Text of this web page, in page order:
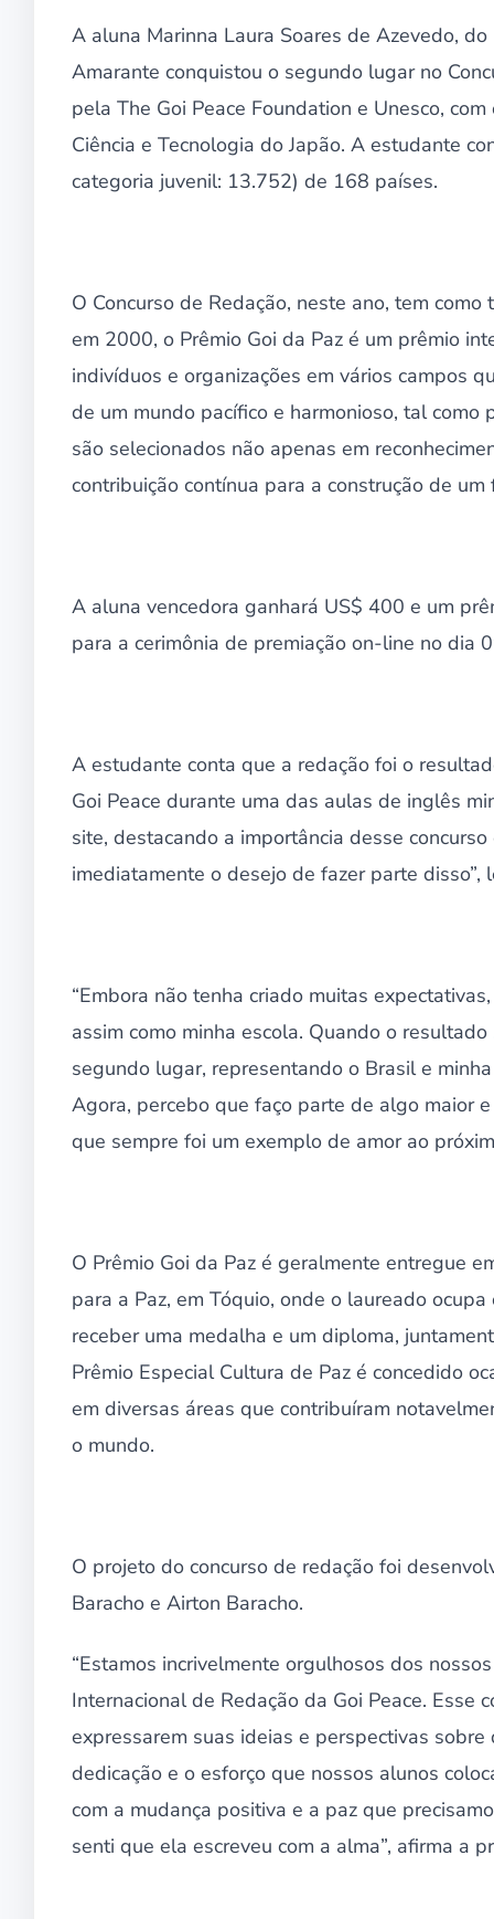
A aluna Marinna Laura Soares de Azevedo,
Amarante conquistou o segundo lugar no
pela The Goi Peace Foundation e Unesco,
Ciência e Tecnologia do Japão. A estudante
categoria juvenil: 13.752) de 168 países.
O Concurso de Redação, neste ano, tem
em 2000, o Prêmio Goi da Paz é um prêmio
indivíduos e organizações em vários campos
de um mundo pacífico e harmonioso, tal como
são selecionados não apenas em
contribuição contínua para a construção de
A aluna vencedora ganhará US$ 400 e um
para a cerimônia de premiação on-line no dia
A estudante conta que a redação foi o
Goi Peace durante uma das aulas de inglês
site, destacando a importância desse
imediatamente o desejo de fazer parte disso”,
“Embora não tenha criado muitas
assim como minha escola. Quando o
segundo lugar, representando o Brasil e
Agora, percebo que faço parte de algo maior
que sempre foi um exemplo de amor ao
O Prêmio Goi da Paz é geralmente entregue
para a Paz, em Tóquio, onde o laureado
receber uma medalha e um diploma,
Prêmio Especial Cultura de Paz é concedido
em diversas áreas que contribuíram
o mundo.
O projeto do concurso de redação foi
Baracho e Airton Baracho.
“Estamos incrivelmente orgulhosos dos
Internacional de Redação da Goi Peace.
expressarem suas ideias e perspectivas
dedicação e o esforço que nossos alunos
com a mudança positiva e a paz que
senti que ela escreveu com a alma”, afirma a